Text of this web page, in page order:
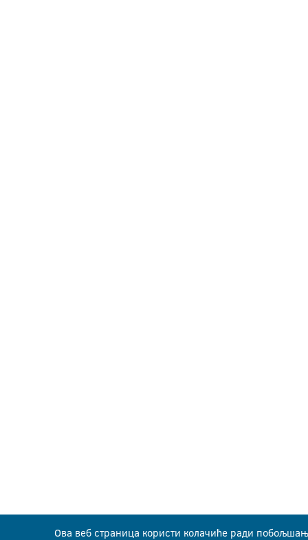
Ова веб страница користи колачиће ради